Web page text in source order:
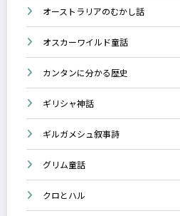
オーストラリアのむかし話
オスカーワイルド童話
カンタンに分かる歴史
ギリシャ神話
ギルガメシュ叙事詩
グリム童話
クロとハル